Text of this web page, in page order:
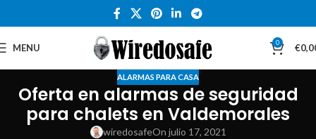
MENU 0 €
ALARMAS PARA CASA
Oferta en alarmas de seguridad
para chalets en Valdemorales
wiredosafeOn julio 17, 2021